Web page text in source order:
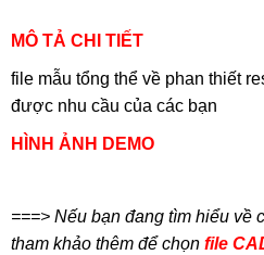
MÔ TẢ CHI TIẾT
file mẫu tổng thể về phan thiết
được nhu cầu của các bạn
HÌNH ẢNH DEMO
===> Nếu bạn đang tìm hiểu về
tham khảo thêm để chọn file